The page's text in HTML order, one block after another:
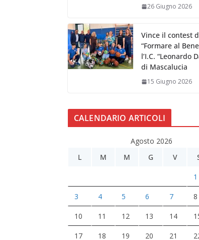
26 Giugno 2026
Vince il contest
“Formare al
l’I.C. “Leonardo
di Mascalucia
15 Giugno 2026
CALENDARIO ARTICOLI
Agosto 2026
L
M M G V
1
3 4 5 6 7 8
10 11 12 13 14
17 18 19 20 21